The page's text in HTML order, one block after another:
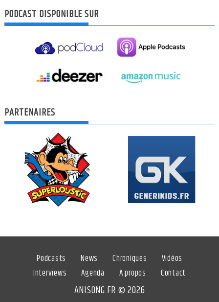
PODCAST DISPONIBLE SUR
PARTENAIRES
Podcasts News Chroniques
Vidéos
Interviews
Agenda À propos Contact
ANISONG.FR © 2026